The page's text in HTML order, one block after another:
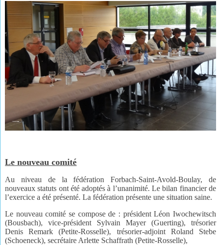
Le nouveau comité
Au niveau de la fédération Forbach-Saint-Avold-Boulay, de
nouveaux statuts ont été adoptés à l’unanimité. Le bilan financier de
l’exercice a été présenté. La fédération présente une situation saine.
Le nouveau comité se compose de : président Léon Iwochewitsch
(Bousbach), vice-président Sylvain Mayer (Guerting), trésorier
Denis Remark (Petite-Rosselle), trésorier-adjoint Roland Stebe
(Schoeneck), secrétaire Arlette Schaffrath (Petite-Rosselle),